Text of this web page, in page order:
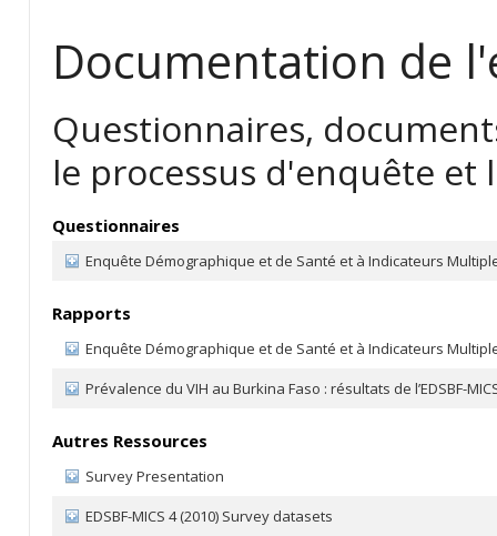
Documentation de
Questionnaires,
le processus d'enquête et
Questionnaires
Enquête Démographique et de Santé et à Indicateurs
Rapports
Enquête Démographique et de Santé et à Indicateurs
Prévalence du VIH au Burkina Faso : résultats de l’EDSBF-
Autres Ressources
Survey Presentation
EDSBF-MICS 4 (2010) Survey datasets